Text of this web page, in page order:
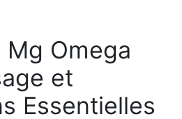
Mg Omega
et
Essentielles